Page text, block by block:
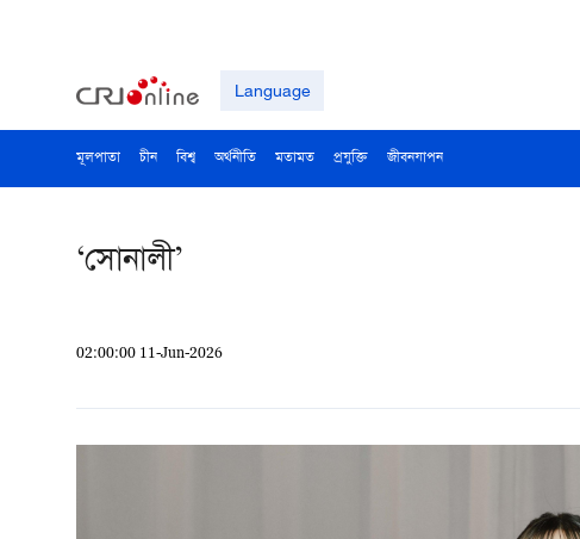
Language
মূলপাতা চীন বিশ্ব অর্থনীতি মতামত প্রযুক্তি জীবনযাপন
‘সোনালী’
02:00:00 11-Jun-2026